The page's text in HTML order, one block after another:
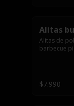
Alitas
Alitas de
barbecue
$7.990